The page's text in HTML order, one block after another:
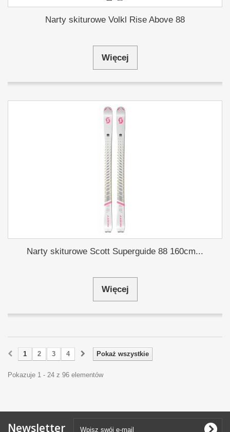
Narty skiturowe Volkl Rise Above 88
Więcej
Narty skiturowe Scott Superguide 88 160cm...
Więcej
Pokaż wszystkie
1 2 3 4
Pokazuje 1 - 24 z 96 elementów
Newsletter